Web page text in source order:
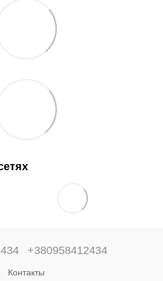
+380958412434
Контакты